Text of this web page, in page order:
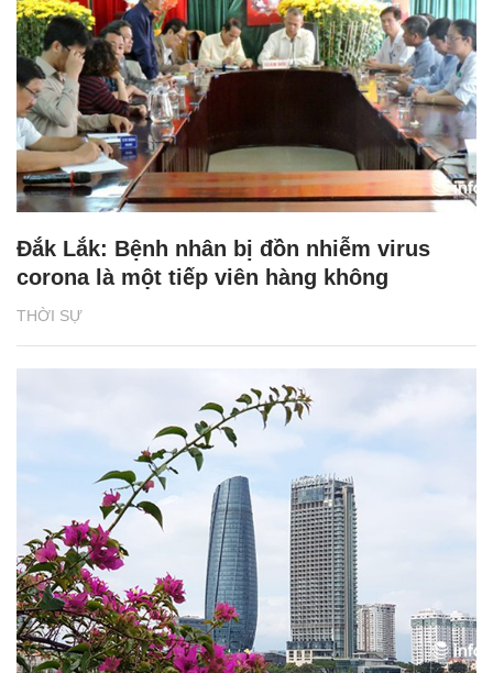
THỜI SỰ
Đắk Lắk: Bệnh nhân bị đồn nhiễm virus
corona là một tiếp viên hàng không